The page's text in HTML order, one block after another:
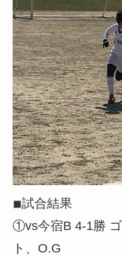
◾︎試合結果
①vs今宿B 4-1勝
ト、O.G